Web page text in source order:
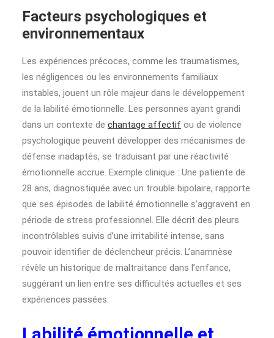
Facteurs psychologiques et
environnementaux
Les expériences précoces, comme les traumatismes,
les négligences ou les environnements familiaux
instables, jouent un rôle majeur dans le développement
de la labilité émotionnelle. Les personnes ayant grandi
dans un contexte de chantage affectif ou de violence
psychologique peuvent développer des mécanismes de
défense inadaptés, se traduisant par une réactivité
émotionnelle accrue. Exemple clinique : Une patiente de
28 ans, diagnostiquée avec un trouble bipolaire, rapporte
que ses épisodes de labilité émotionnelle s’aggravent en
période de stress professionnel. Elle décrit des pleurs
incontrôlables suivis d’une irritabilité intense, sans
pouvoir identifier de déclencheur précis. L’anamnèse
révèle un historique de maltraitance dans l’enfance,
suggérant un lien entre ses difficultés actuelles et ses
expériences passées.